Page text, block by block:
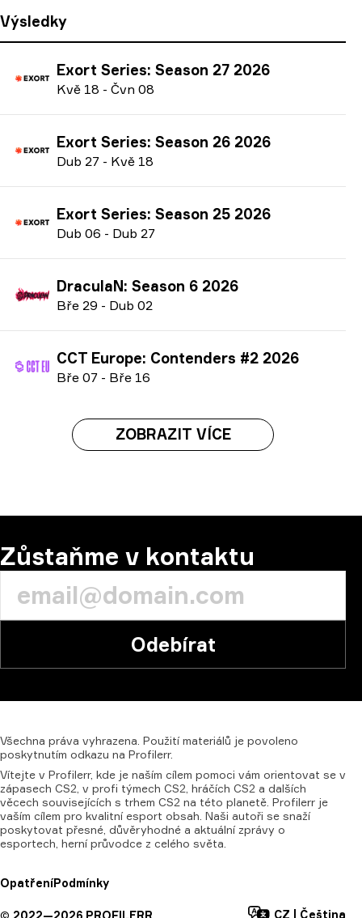
Výsledky
Exort Series: Season 27 2026
Kvě 18 - Čvn 08
Exort Series: Season 26 2026
Dub 27 - Kvě 18
Exort Series: Season 25 2026
Dub 06 - Dub 27
DraculaN: Season 6 2026
Bře 29 - Dub 02
CCT Europe: Contenders #2 2026
Bře 07 - Bře 16
ZOBRAZIT VÍCE
Zůstaňme v kontaktu
Odebírat
Všechna práva vyhrazena. Použití materiálů je povoleno
poskytnutím odkazu na Profilerr.
Vítejte v Profilerr, kde je naším cílem pomoci vám orientovat se v
zápasech CS2, v profi týmech CS2, hráčích CS2 a dalších
věcech souvisejících s trhem CS2 na této planetě. Profilerr je
vaším cílem pro kvalitní esport obsah. Naši autoři se snaží
poskytovat přesné, důvěryhodné a aktuální zprávy o
esportech, herní průvodce z celého světa.
OpatřeníPodmínky
© 2022—2026 PROFILERR CZ Čeština